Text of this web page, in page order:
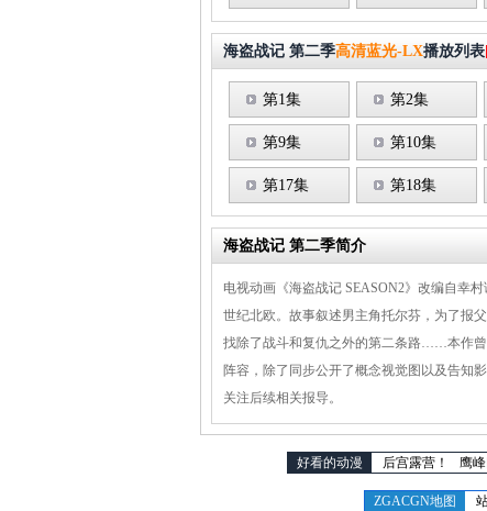
海盗战记 第二季高清蓝光-LX播放列表
第1集 第2集
第9集 第10集
第17集 第18集
海盗战记 第二季简介
电视动画《海盗战记 SEASON2》改编自幸
世纪北欧。故事叙述男主角托尔芬，为了报
找除了战斗和复仇之外的第二条路……本作曾
阵容，除了同步公开了概念视觉图以及告知
关注后续相关报导。
好看的动漫 后宫露营！ 鹰
ZGACGN地图